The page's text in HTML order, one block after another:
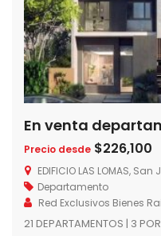
Precio desde $226,100
EDIFICIO LAS LOMAS,
Departamento
Red Exclusivos Bienes
21 DEPARTAMENTOS | 3